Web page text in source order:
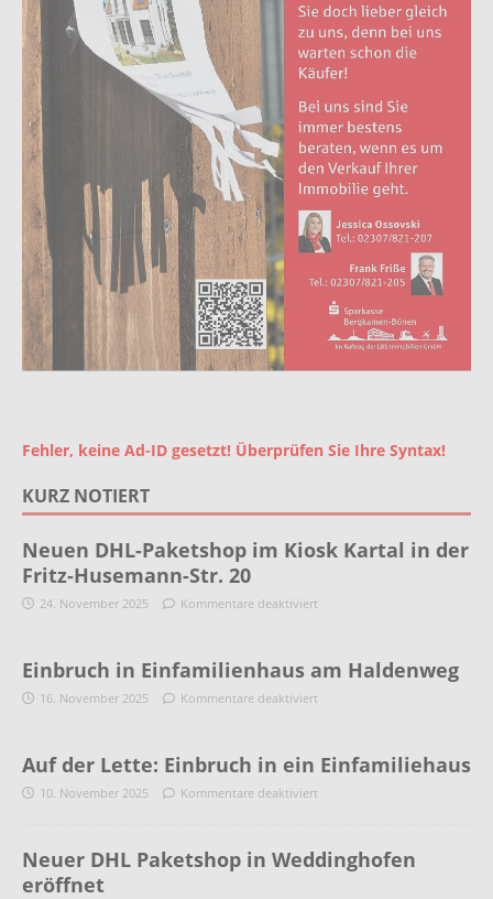
Fehler, keine Ad-ID gesetzt! Überprüfen Sie Ihre Syntax!
KURZ NOTIERT
Neuen DHL-Paketshop im Kiosk Kartal in der
Fritz-Husemann-Str. 20
24. November 2025 Kommentare deaktiviert
Einbruch in Einfamilienhaus am Haldenweg
16. November 2025 Kommentare deaktiviert
Auf der Lette: Einbruch in ein Einfamiliehaus
10. November 2025 Kommentare deaktiviert
Neuer DHL Paketshop in Weddinghofen
eröffnet